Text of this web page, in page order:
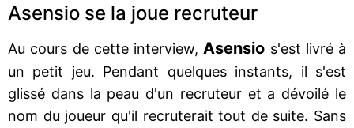
Asensio se la joue recruteur
Au cours de cette interview, Asensio s'est livré à
un petit jeu. Pendant quelques instants, il s'est
glissé dans la peau d'un recruteur et a dévoilé le
nom du joueur qu'il recruterait tout de suite. Sans